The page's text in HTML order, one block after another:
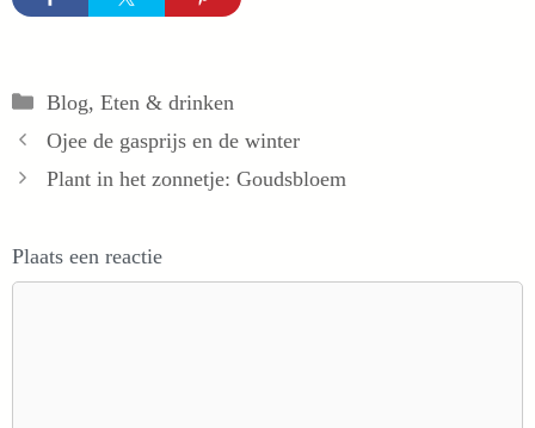
Categorieën
Blog, Eten & drinken
Ojee de gasprijs en de winter
Plant in het zonnetje: Goudsbloem
Plaats een reactie